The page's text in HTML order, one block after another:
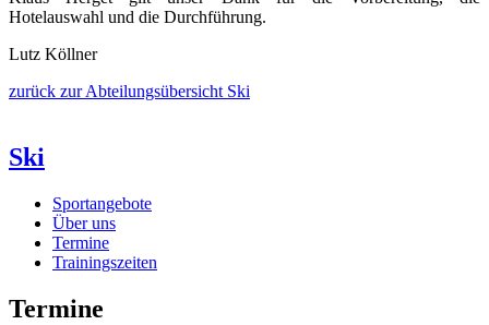
Hotelauswahl und die Durchführung.
Lutz Köllner
zurück zur Abteilungsübersicht Ski
Ski
Sportangebote
Über uns
Termine
Trainingszeiten
Termine